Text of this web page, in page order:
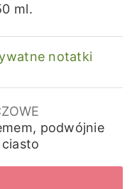
ml.
notatki
podwójnie